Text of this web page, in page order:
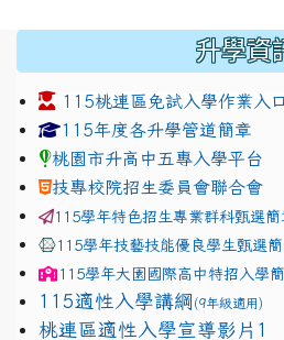
升學資
115桃連區免試入學作業入
link to https://
115年度各升學管道簡章
桃園市升高中五專入學平台
技專校院招生委員會聯合會
115學年特色招生專業群科甄選簡
115學年技藝技能優良學生甄選
115學年大園國際高中特招入學
115適性入學講綱 (9年級適用)
link to https://
桃連區適性入學宣導影片1